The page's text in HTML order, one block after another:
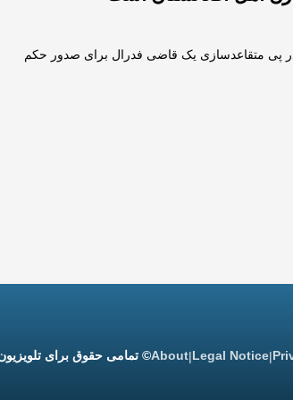
پی متقاعدسازی یک قاضی فدرال برای صدور حکم
|
Legal Notice
|
About© تمامی حقوق برای